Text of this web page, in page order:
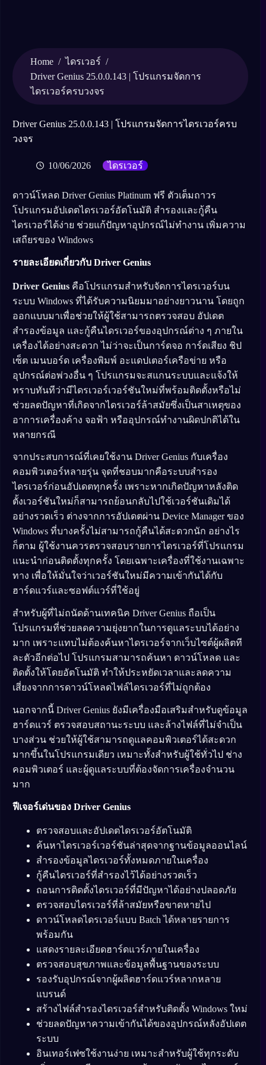
Home / ไดรเวอร์ /
Driver Genius 25.0.0.143 | โปรแกรมจัดการ
ไดรเวอร์ครบวงจร
Driver Genius 25.0.0.143 | โปรแกรมจัดการไดรเวอร์ครบ
วงจร
10/06/2026 ไดรเวอร์
ดาวน์โหลด Driver Genius Platinum ฟรี ตัวเต็มถาวร
โปรแกรมอัปเดตไดรเวอร์อัตโนมัติ สำรองและกู้คืน
ไดรเวอร์ได้ง่าย ช่วยแก้ปัญหาอุปกรณ์ไม่ทำงาน เพิ่มความ
เสถียรของ Windows
รายละเอียดเกี่ยวกับ Driver Genius
Driver Genius คือโปรแกรมสำหรับจัดการไดรเวอร์บน
ระบบ Windows ที่ได้รับความนิยมมาอย่างยาวนาน โดยถูก
ออกแบบมาเพื่อช่วยให้ผู้ใช้สามารถตรวจสอบ อัปเดต
สำรองข้อมูล และกู้คืนไดรเวอร์ของอุปกรณ์ต่าง ๆ ภายใน
เครื่องได้อย่างสะดวก ไม่ว่าจะเป็นการ์ดจอ การ์ดเสียง ชิป
เซ็ต เมนบอร์ด เครื่องพิมพ์ อะแดปเตอร์เครือข่าย หรือ
อุปกรณ์ต่อพ่วงอื่น ๆ โปรแกรมจะสแกนระบบและแจ้งให้
ทราบทันทีว่ามีไดรเวอร์เวอร์ชันใหม่ที่พร้อมติดตั้งหรือไม่
ช่วยลดปัญหาที่เกิดจากไดรเวอร์ล้าสมัยซึ่งเป็นสาเหตุของ
อาการเครื่องค้าง จอฟ้า หรืออุปกรณ์ทำงานผิดปกติได้ใน
หลายกรณี
จากประสบการณ์ที่เคยใช้งาน Driver Genius กับเครื่อง
คอมพิวเตอร์หลายรุ่น จุดที่ชอบมากคือระบบสำรอง
ไดรเวอร์ก่อนอัปเดตทุกครั้ง เพราะหากเกิดปัญหาหลังติด
ตั้งเวอร์ชันใหม่ก็สามารถย้อนกลับไปใช้เวอร์ชันเดิมได้
อย่างรวดเร็ว ต่างจากการอัปเดตผ่าน Device Manager ของ
Windows ที่บางครั้งไม่สามารถกู้คืนได้สะดวกนัก อย่างไร
ก็ตาม ผู้ใช้งานควรตรวจสอบรายการไดรเวอร์ที่โปรแกรม
แนะนำก่อนติดตั้งทุกครั้ง โดยเฉพาะเครื่องที่ใช้งานเฉพาะ
ทาง เพื่อให้มั่นใจว่าเวอร์ชันใหม่มีความเข้ากันได้กับ
ฮาร์ดแวร์และซอฟต์แวร์ที่ใช้อยู่
สำหรับผู้ที่ไม่ถนัดด้านเทคนิค Driver Genius ถือเป็น
โปรแกรมที่ช่วยลดความยุ่งยากในการดูแลระบบได้อย่าง
มาก เพราะแทบไม่ต้องค้นหาไดรเวอร์จากเว็บไซต์ผู้ผลิตที
ละตัวอีกต่อไป โปรแกรมสามารถค้นหา ดาวน์โหลด และ
ติดตั้งให้โดยอัตโนมัติ ทำให้ประหยัดเวลาและลดความ
เสี่ยงจากการดาวน์โหลดไฟล์ไดรเวอร์ที่ไม่ถูกต้อง
นอกจากนี้ Driver Genius ยังมีเครื่องมือเสริมสำหรับดูข้อมูล
ฮาร์ดแวร์ ตรวจสอบสถานะระบบ และล้างไฟล์ที่ไม่จำเป็น
บางส่วน ช่วยให้ผู้ใช้สามารถดูแลคอมพิวเตอร์ได้สะดวก
มากขึ้นในโปรแกรมเดียว เหมาะทั้งสำหรับผู้ใช้ทั่วไป ช่าง
คอมพิวเตอร์ และผู้ดูแลระบบที่ต้องจัดการเครื่องจำนวน
มาก
ฟีเจอร์เด่นของ Driver Genius
ตรวจสอบและอัปเดตไดรเวอร์อัตโนมัติ
ค้นหาไดรเวอร์เวอร์ชันล่าสุดจากฐานข้อมูลออนไลน์
สำรองข้อมูลไดรเวอร์ทั้งหมดภายในเครื่อง
กู้คืนไดรเวอร์ที่สำรองไว้ได้อย่างรวดเร็ว
ถอนการติดตั้งไดรเวอร์ที่มีปัญหาได้อย่างปลอดภัย
ตรวจสอบไดรเวอร์ที่ล้าสมัยหรือขาดหายไป
ดาวน์โหลดไดรเวอร์แบบ Batch ได้หลายรายการ
พร้อมกัน
แสดงรายละเอียดฮาร์ดแวร์ภายในเครื่อง
ตรวจสอบสุขภาพและข้อมูลพื้นฐานของระบบ
รองรับอุปกรณ์จากผู้ผลิตฮาร์ดแวร์หลากหลาย
แบรนด์
สร้างไฟล์สำรองไดรเวอร์สำหรับติดตั้ง Windows ใหม่
ช่วยลดปัญหาความเข้ากันได้ของอุปกรณ์หลังอัปเดต
ระบบ
อินเทอร์เฟซใช้งานง่าย เหมาะสำหรับผู้ใช้ทุกระดับ